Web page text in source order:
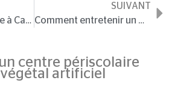
L’école Blot en visite à Cadre Vert
SUIVANT
Comment entretenir un mur végétal artificiel ?
centre périscolaire
artificiel